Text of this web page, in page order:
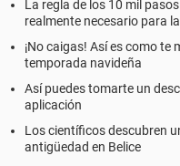
La regla de los 10 mil
realmente necesario para
¡No caigas! Así es como
temporada navideña
Así puedes tomarte un
aplicación
Los científicos descubren
antigüedad en Belice